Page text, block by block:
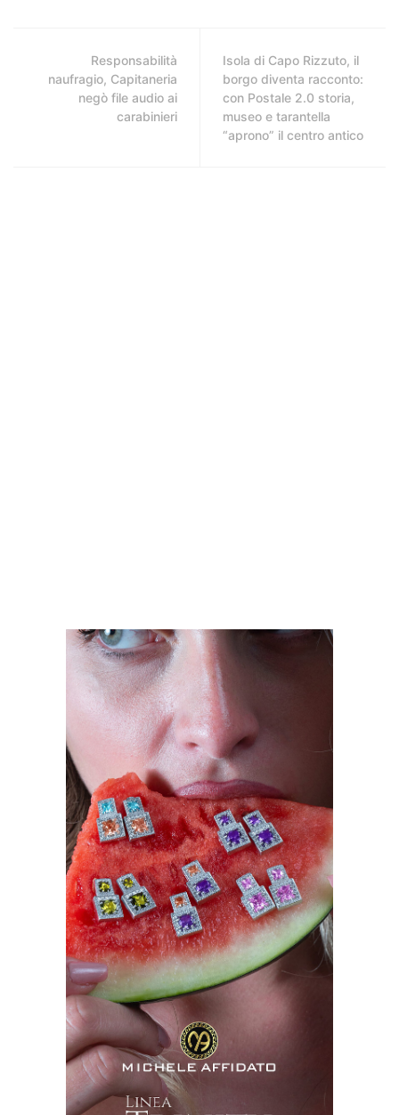
Responsabilità
naufragio, Capitaneria
negò file audio ai
carabinieri
Isola di Capo Rizzuto, il
borgo diventa racconto:
con Postale 2.0 storia,
museo e tarantella
“aprono” il centro antico